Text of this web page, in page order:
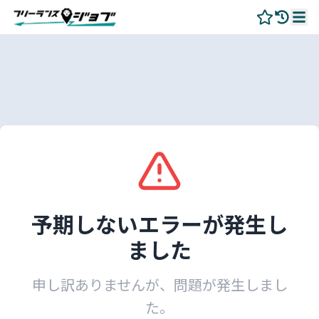
予期しないエラーが発生し
ました
申し訳ありませんが、問題が発生しまし
た。